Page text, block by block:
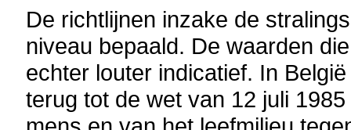
De richtlijnen inzake de
niveau bepaald. De waarden
echter louter indicatief. In
terug tot de wet van 12 juli